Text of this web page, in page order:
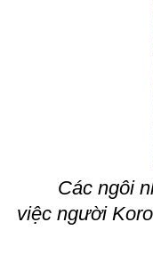
Các ngôi
việc người